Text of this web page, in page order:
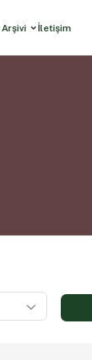
İletişim